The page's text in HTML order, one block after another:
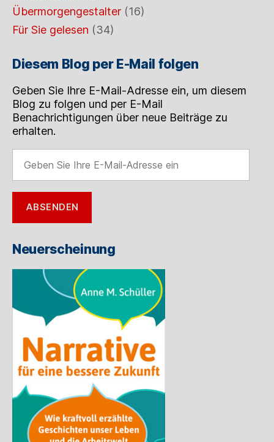
Übermorgengestalter (16)
Für Sie gelesen (34)
Diesem Blog per E-Mail folgen
Geben Sie Ihre E-Mail-Adresse ein, um diesem
Blog zu folgen und per E-Mail
Benachrichtigungen über neue Beiträge zu
erhalten.
Sie
Ihre
E-
Mail-
Adresse
ABSENDEN
Neuerscheinung